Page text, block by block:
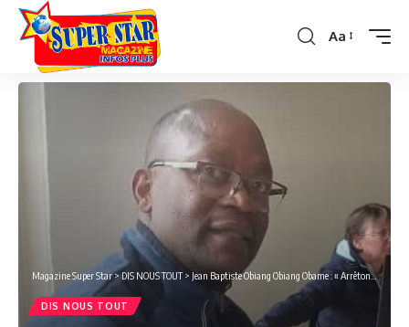
Font
Aa
Magazine Super Star>DIS NOUS TOUT> Jean Baptiste Obiang Obiang Obame : « Arrêtons la Distribution d’Argent en Espèces au sein des Populations »
DIS NOUS TOUT